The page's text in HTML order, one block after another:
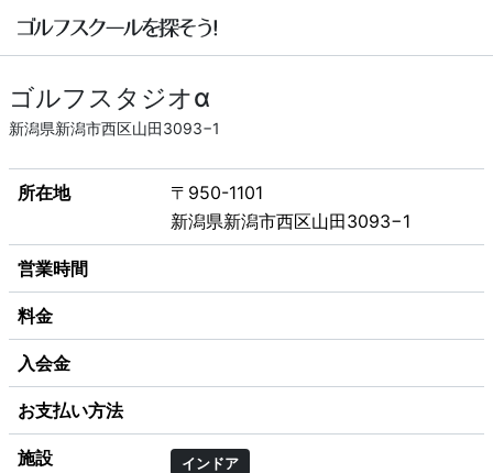
ゴルフスタジオα
新潟県新潟市西区山田3093−1
所在地
〒950-1101
新潟県新潟市西区山田3093−1
営業時間
料金
入会金
お支払い方法
施設 インドア